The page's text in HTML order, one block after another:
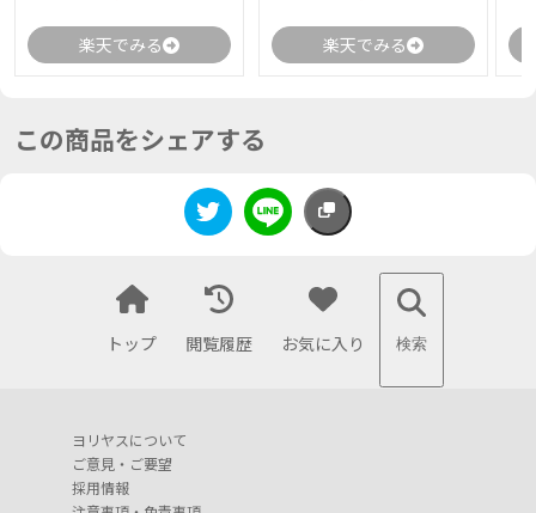
楽天でみる 楽天でみる
この商品をシェアする
トップ 閲覧履歴 お気に入り 検索
ヨリヤスについて
ご意見・ご要望
採用情報